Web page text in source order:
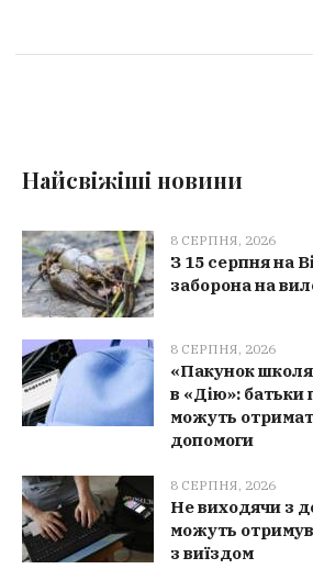
Найсвіжіші новини
8 СЕРПНЯ, 2026
З 15 серпня на
заборона на
8 СЕРПНЯ, 2026
«Пакунок
в «Дію»: батьки
можуть
допомоги
8 СЕРПНЯ, 2026
Не виходячи з
можуть
з виїздом